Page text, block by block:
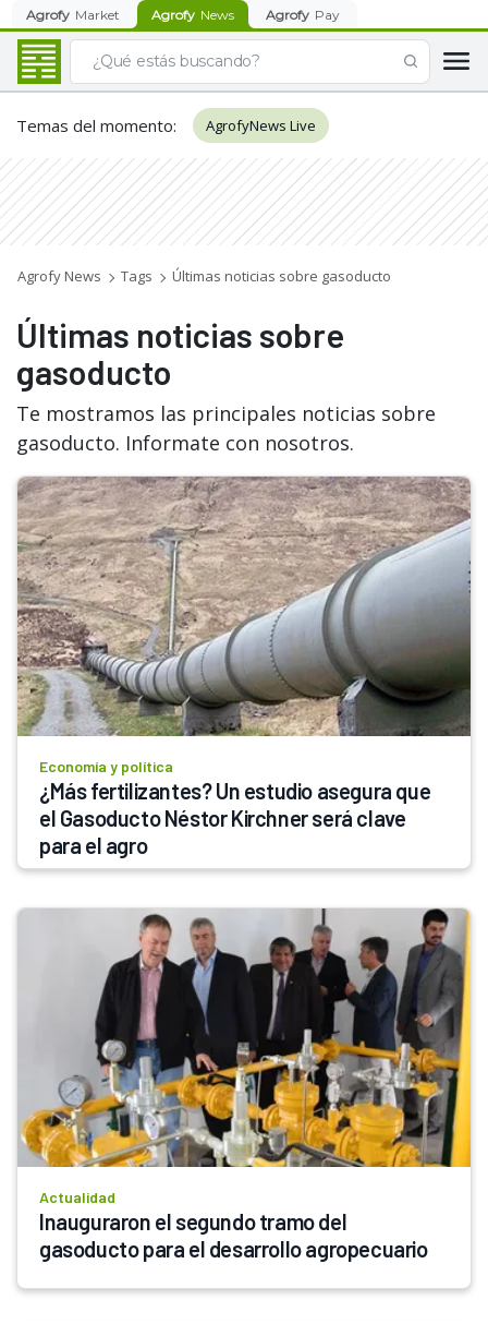
Agrofy Market Agrofy News Agrofy Pay
Temas del momento: AgrofyNews Live
Agrofy News Tags Últimas noticias sobre gasoducto
Últimas noticias sobre
gasoducto
Te mostramos las principales noticias sobre
gasoducto. Informate con nosotros.
Economía y política
¿Más fertilizantes? Un estudio asegura que
el Gasoducto Néstor Kirchner será clave
para el agro
Actualidad
Inauguraron el segundo tramo del
gasoducto para el desarrollo agropecuario